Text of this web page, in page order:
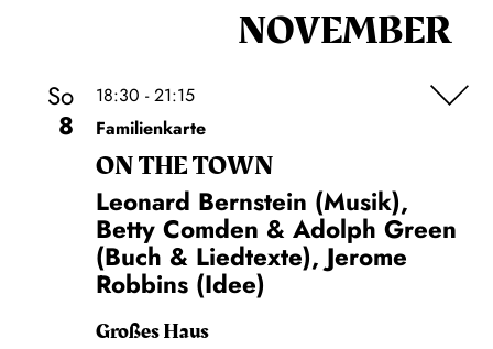
NOVEMBER
So
8
18:30 - 21:15
Familienkarte
ON THE TOWN
Leonard Bernstein (Musik),
Betty Comden & Adolph Green
(Buch & Liedtexte), Jerome
Robbins (Idee)
Großes Haus